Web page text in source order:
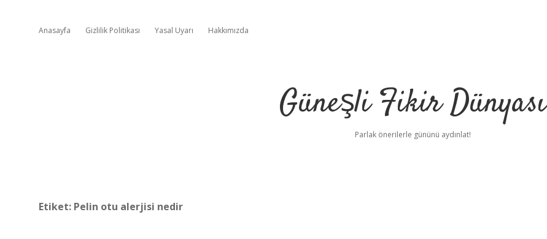
Anasayfa Gizlilik Politikası Yasal Uyarı Hakkımızda
Güneşli Fikir Dünyası
Parlak önerilerle gününü aydınlat!
Etiket: Pelin otu alerjisi nedir